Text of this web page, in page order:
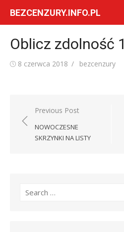
BEZCENZURY.INFO.PL
Oblicz zdolność 1
Posted
8 czerwca 2018 Author
bezcenzury
Nawigacja
wpisu
Previous Post
NOWOCZESNE
SKRZYNKI NA LISTY
Search